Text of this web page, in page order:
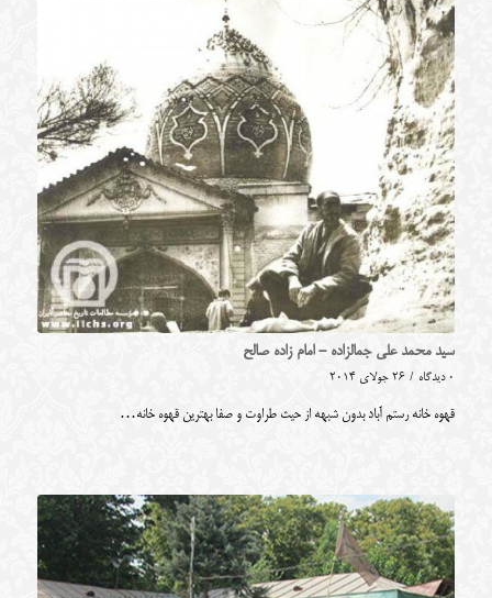
سید محمد علی جمالزاده - امام زاده صالح
0 دیدگاه / 26 جولای 2014
قهوه خانه رستم آباد بدون شبهه از حیث طراوت و صفا بهترین قهوه خانه…